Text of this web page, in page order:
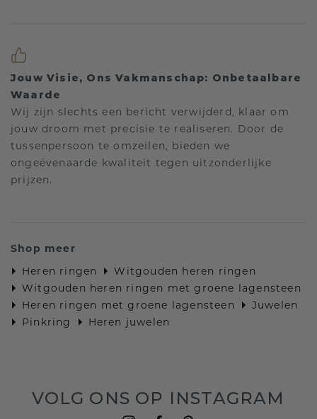
Jouw Visie, Ons Vakmanschap: Onbetaalbare
Waarde
Wij zijn slechts een bericht verwijderd, klaar om
jouw droom met precisie te realiseren. Door de
tussenpersoon te omzeilen, bieden we
ongeëvenaarde kwaliteit tegen uitzonderlijke
prijzen.
Shop meer
Heren ringen
Witgouden heren ringen
Witgouden heren ringen met groene lagensteen
Heren ringen met groene lagensteen
Juwelen
Pinkring
Heren juwelen
VOLG ONS OP INSTAGRAM